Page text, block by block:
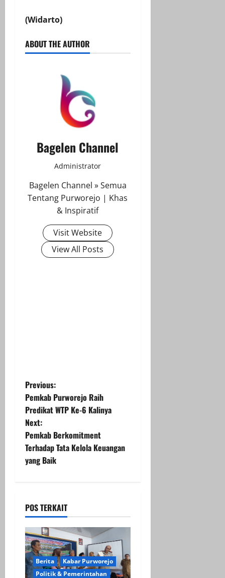
(Widarto)
ABOUT THE AUTHOR
Bagelen Channel
Administrator
Bagelen Channel » Semua
Tentang Purworejo | Khas
& Inspiratif
Visit Website
View All Posts
P
o
s
t
n
v
i
g
Previous:
Pemkab Purworejo Raih
Predikat WTP Ke-6 Kalinya
Next:
Pemkab Berkomitment
Terhadap Tata Kelola Keuangan
yang Baik
POS TERKAIT
Berita
Kabar Purworejo
Politik & Pemerintahan